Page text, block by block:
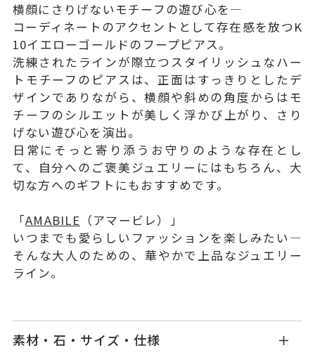
横顔にさりげないモチーフの遊び心を―
コーディネートのアクセントとして存在感を放つK
10イエローゴールドのフープピアス。
洗練されたラインが際立つスタイリッシュなハー
トモチーフのピアスは、正面はすっきりとしたデ
ザインでありながら、横顔や斜めの角度からはモ
チーフのシルエットが美しく浮かび上がり、さり
げない遊び心を演出。
日常にそっと寄り添うお守りのような存在とし
て、自分へのご褒美ジュエリーにはもちろん、大
切な方へのギフトにもおすすめです。
「AMABILE （アマービレ）」
いつまでも愛らしいファッションを楽しみたい―
そんな大人のための、華やかで上品なジュエリー
ライン。
素材・石・サイズ・仕様